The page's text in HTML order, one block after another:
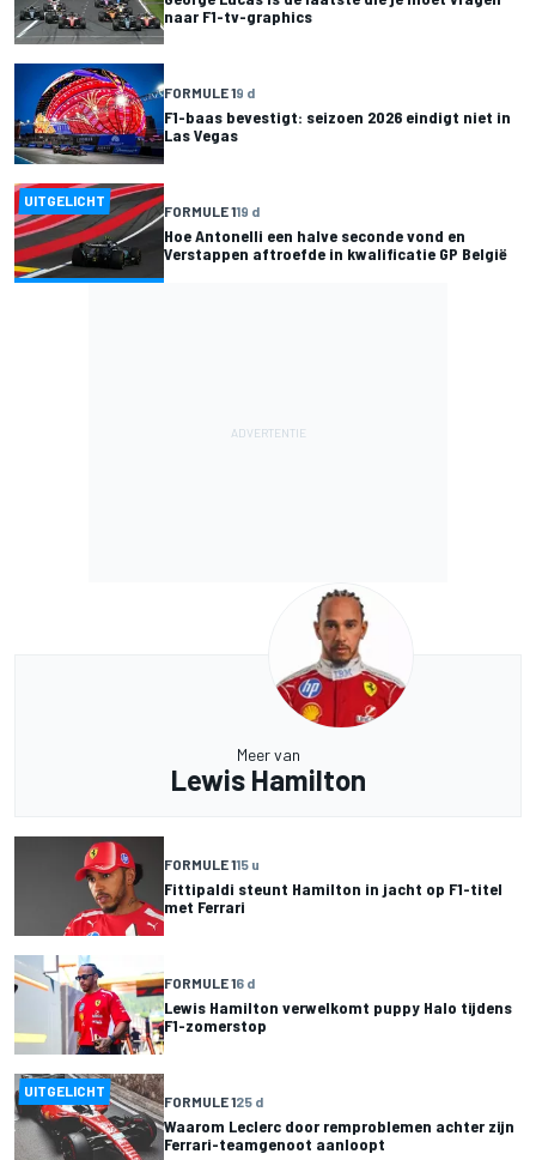
naar F1-tv-graphics
FORMULE 19 d
F1-baas bevestigt: seizoen 2026 eindigt niet in
Las Vegas
UITGELICHT
FORMULE 119 d
Hoe Antonelli een halve seconde vond en
Verstappen aftroefde in kwalificatie GP België
Meer van
Lewis Hamilton
FORMULE 115 u
Fittipaldi steunt Hamilton in jacht op F1-titel
met Ferrari
FORMULE 16 d
Lewis Hamilton verwelkomt puppy Halo tijdens
F1-zomerstop
UITGELICHT
FORMULE 125 d
Waarom Leclerc door remproblemen achter zijn
Ferrari-teamgenoot aanloopt